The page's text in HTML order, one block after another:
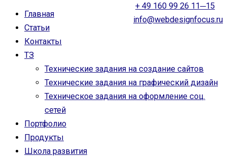
+ 49 160 99 26 11─15
info@webdesignfocus.ru
Главная
Статьи
Контакты
ТЗ
Технические задания на создание сайтов
Технические задания на графический дизайн
Техническое задания на оформление соц.
сетей
Портфолио
Продукты
Школа развития